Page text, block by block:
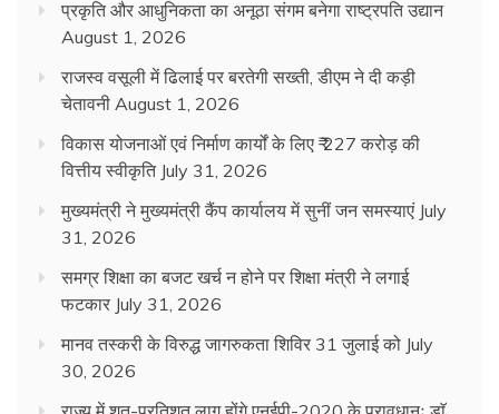
प्रकृति और आधुनिकता का अनूठा संगम बनेगा राष्ट्रपति उद्यान
August 1, 2026
राजस्व वसूली में ढिलाई पर बरतेगी सख्ती, डीएम ने दी कड़ी
चेतावनी August 1, 2026
विकास योजनाओं एवं निर्माण कार्यों के लिए ₹ 227 करोड़ की
वित्तीय स्वीकृति July 31, 2026
मुख्यमंत्री ने मुख्यमंत्री कैंप कार्यालय में सुनीं जन समस्याएं July
31, 2026
समग्र शिक्षा का बजट खर्च न होने पर शिक्षा मंत्री ने लगाई
फटकार July 31, 2026
मानव तस्करी के विरुद्ध जागरुकता शिविर 31 जुलाई को July
30, 2026